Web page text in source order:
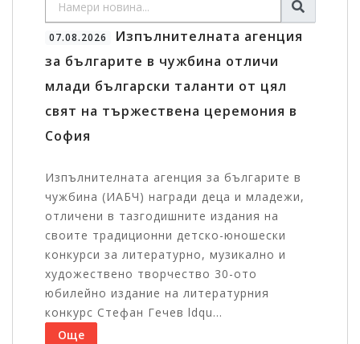
07.08.2026
Изпълнителната агенция
за българите в чужбина отличи
млади български таланти от цял
свят на тържествена церемония в
София
Изпълнителната агенция за българите в
чужбина (ИАБЧ) награди деца и младежи,
отличени в тазгодишните издания на
своите традиционни детско-юношески
конкурси за литературно, музикално и
художествено творчество 30-ото
юбилейно издание на литературния
конкурс Стефан Гечев ldqu...
Още